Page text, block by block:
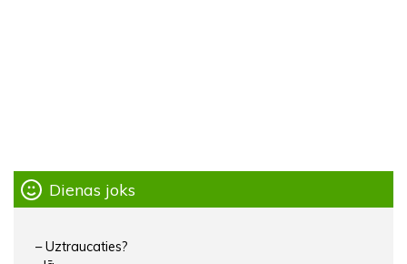
Dienas joks
– Uztraucaties?